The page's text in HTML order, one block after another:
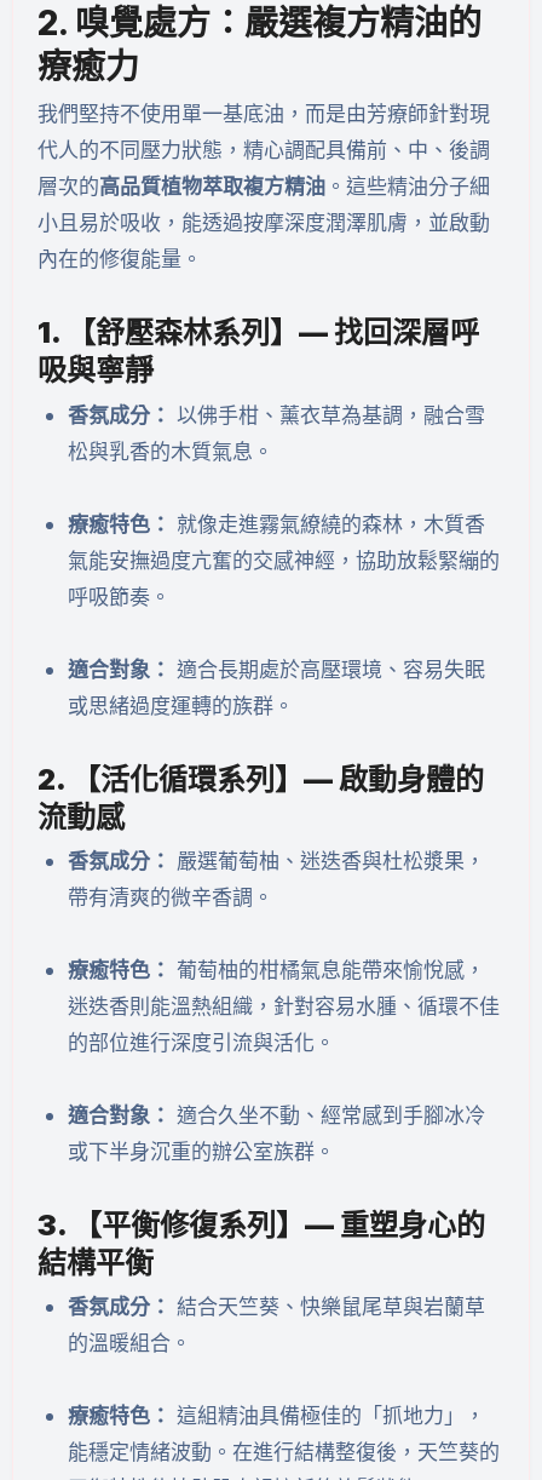
2. 嗅覺處方：嚴選複方精油的
療癒力
我們堅持不使用單一基底油，而是由芳療師針對現
代人的不同壓力狀態，精心調配具備前、中、後調
層次的高品質植物萃取複方精油。這些精油分子細
小且易於吸收，能透過按摩深度潤澤肌膚，並啟動
內在的修復能量。
1. 【舒壓森林系列】— 找回深層呼
吸與寧靜
香氛成分： 以佛手柑、薰衣草為基調，融合雪
松與乳香的木質氣息。
療癒特色： 就像走進霧氣繚繞的森林，木質香
氣能安撫過度亢奮的交感神經，協助放鬆緊繃的
呼吸節奏。
適合對象： 適合長期處於高壓環境、容易失眠
或思緒過度運轉的族群。
2. 【活化循環系列】— 啟動身體的
流動感
香氛成分： 嚴選葡萄柚、迷迭香與杜松漿果，
帶有清爽的微辛香調。
療癒特色： 葡萄柚的柑橘氣息能帶來愉悅感，
迷迭香則能溫熱組織，針對容易水腫、循環不佳
的部位進行深度引流與活化。
適合對象： 適合久坐不動、經常感到手腳冰冷
或下半身沉重的辦公室族群。
3. 【平衡修復系列】— 重塑身心的
結構平衡
香氛成分： 結合天竺葵、快樂鼠尾草與岩蘭草
的溫暖組合。
療癒特色： 這組精油具備極佳的「抓地力」，
能穩定情緒波動。在進行結構整復後，天竺葵的